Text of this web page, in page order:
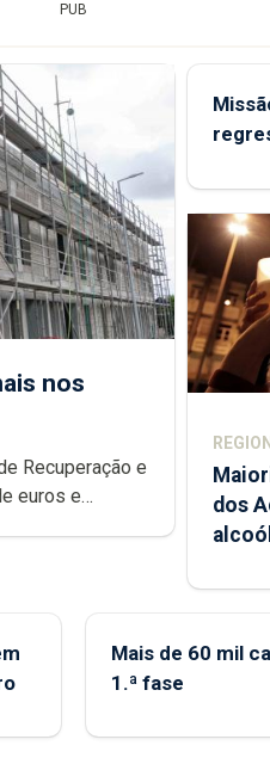
PUB
nos
Recuperação e
euros e
dos
Mais de 60 mil
1.ª fase